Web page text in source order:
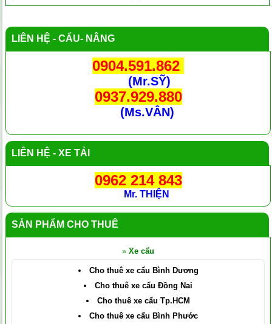
LIÊN HỆ - CẨU- NÂNG
0904.591.862
(Mr.SỸ)
0937.929.880
(Ms.VÂN)
LIÊN HỆ - XE TẢI
0962 214 843
Mr. THIỆN
SẢN PHẨM CHO THUÊ
»Xe cẩu
Cho thuê xe cẩu Bình Dương
Cho thuê xe cẩu Đồng Nai
Cho thuê xe cẩu Tp.HCM
Cho thuê xe cẩu Bình Phước